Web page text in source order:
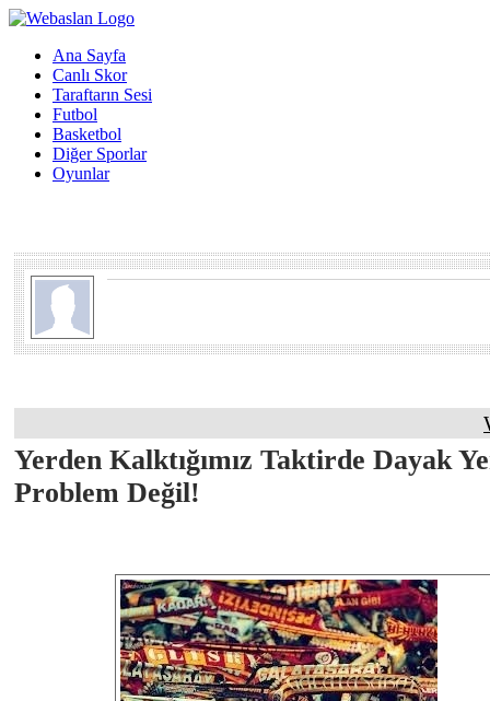
Ana Sayfa
Canlı Skor
Taraftarın Sesi
Futbol
Basketbol
Diğer Sporlar
Oyunlar
Yerden Kalktığımız Taktirde Dayak
Problem Değil!